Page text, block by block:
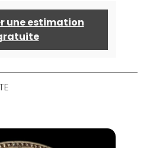
une estimation